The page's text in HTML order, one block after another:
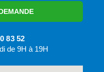
83 52
de 9H à 19H